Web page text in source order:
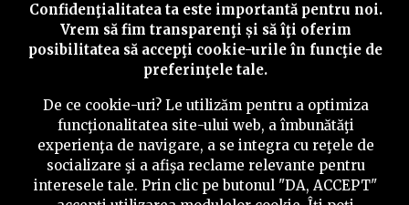
Share this
©2026 PressOne.ro
RSSNewslettere Despre noi Politica editorială
Confidenţialitatea ta este importantă pentru noi.
Vrem să fim transparenţi și să îţi oferim
posibilitatea să accepţi cookie-urile în funcţie de
preferinţele tale.
De ce cookie-uri? Le utilizăm pentru a optimiza
funcţionalitatea site-ului web, a îmbunătăţi
experienţa de navigare, a se integra cu reţele de
socializare şi a afişa reclame relevante pentru
interesele tale. Prin clic pe butonul "DA, ACCEPT"